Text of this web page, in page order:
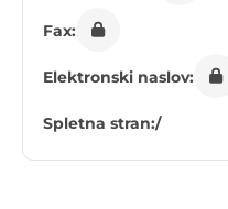
Fax:
Elektronski naslov:
Spletna stran:/